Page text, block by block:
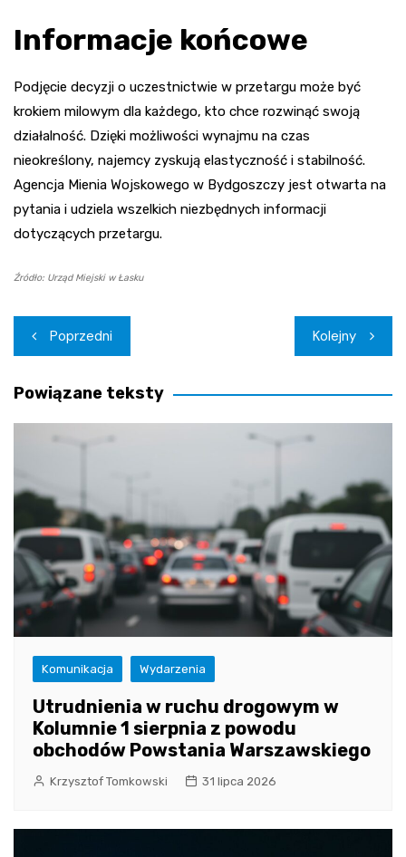
Informacje końcowe
Podjęcie decyzji o uczestnictwie w przetargu może być
krokiem milowym dla każdego, kto chce rozwinąć swoją
działalność. Dzięki możliwości wynajmu na czas
nieokreślony, najemcy zyskują elastyczność i stabilność.
Agencja Mienia Wojskowego w Bydgoszczy jest otwarta na
pytania i udziela wszelkich niezbędnych informacji
dotyczących przetargu.
Źródło: Urząd Miejski w Łasku
Nawigacja
wpisu
Poprzedni Kolejny
Powiązane teksty
Komunikacja Wydarzenia
Utrudnienia w ruchu drogowym w
Kolumnie 1 sierpnia z powodu
obchodów Powstania Warszawskiego
Krzysztof Tomkowski 31 lipca 2026